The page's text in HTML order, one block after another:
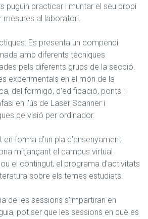
puguin practicar i muntar el seu propi
mesures al laboratori.
Es presenta un compendi
amb diferents tècniques
pels diferents grups de la secció.
experimentals en el món de la
del formigó, d'edificació, ponts i
en l'ús de Laser Scanner i
de visió per ordinador.
en forma d'un pla d'ensenyament
mitjançant el campus virtual
el contingut, el programa d'activitats
sobre els temes estudiats.
de les sessions s'impartiran en
pot ser que les sessions en què es